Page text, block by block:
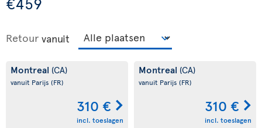
Retour vanuit
Montreal (CA)
vanuit Parijs (FR)
310 €
incl. toeslagen
Montreal (CA)
vanuit Parijs (FR)
310 €
incl. toeslagen